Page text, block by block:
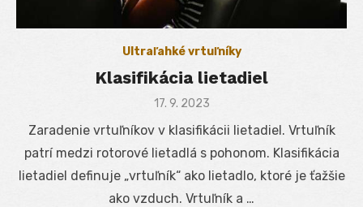
Ultraľahké vrtuľníky
Klasifikácia lietadiel
Posted
17. 9. 2023
Zaradenie vrtuľníkov v klasifikácii lietadiel. Vrtuľník
patrí medzi rotorové lietadlá s pohonom. Klasifikácia
lietadiel definuje „vrtuľník“ ako lietadlo, ktoré je ťažšie
ako vzduch. Vrtuľník a …